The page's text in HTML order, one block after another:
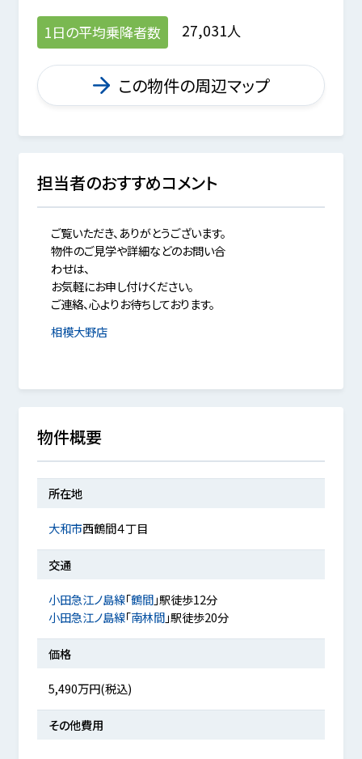
1日の平均乗降者数 27,031人
この物件の周辺マップ
担当者のおすすめコメント
ご覧いただき、ありがとうございます。
物件のご見学や詳細などのお問い合
わせは、
お気軽にお申し付けください。
ご連絡、心よりお待ちしております。
相模大野店
物件概要
所在地
大和市西鶴間４丁目
交通
小田急江ノ島線「鶴間」駅徒歩12分
小田急江ノ島線「南林間」駅徒歩20分
価格
5,490万円(税込)
その他費用